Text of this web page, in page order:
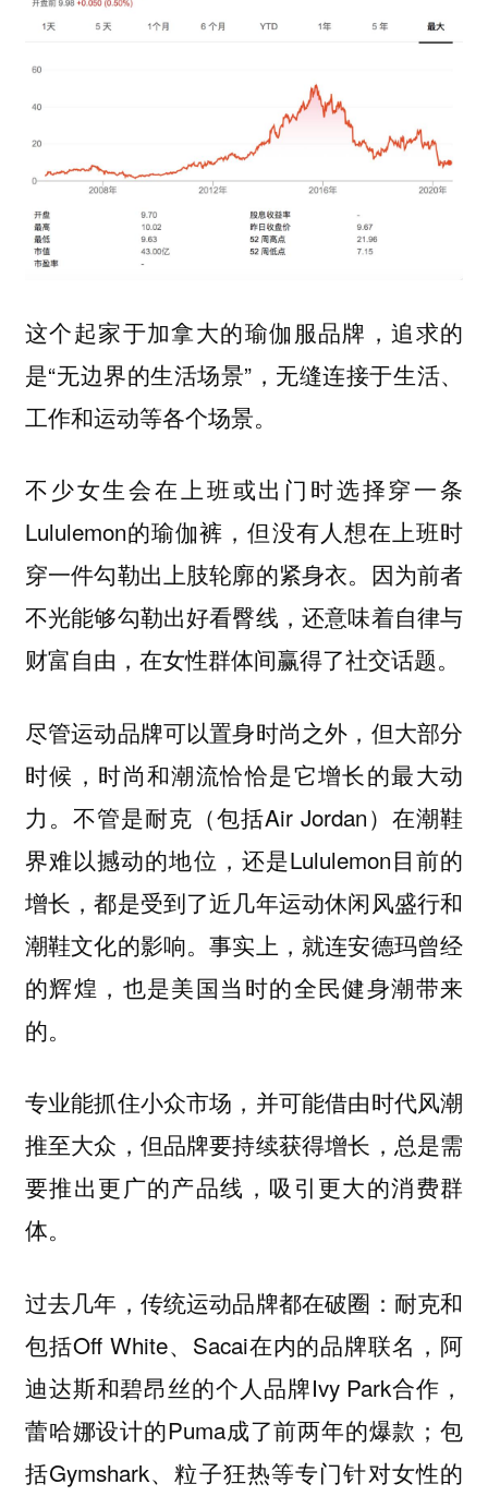
这个起家于加拿大的瑜伽服品牌，追求的
是“无边界的生活场景”，无缝连接于生活、
工作和运动等各个场景。
不少女生会在上班或出门时选择穿一条
Lululemon的瑜伽裤，但没有人想在上班时
穿一件勾勒出上肢轮廓的紧身衣。因为前者
不光能够勾勒出好看臀线，还意味着自律与
财富自由，在女性群体间赢得了社交话题。
尽管运动品牌可以置身时尚之外，但大部分
时候，时尚和潮流恰恰是它增长的最大动
力。不管是耐克（包括Air Jordan）在潮鞋
界难以撼动的地位，还是Lululemon目前的
增长，都是受到了近几年运动休闲风盛行和
潮鞋文化的影响。事实上，就连安德玛曾经
的辉煌，也是美国当时的全民健身潮带来
的。
专业能抓住小众市场，并可能借由时代风潮
推至大众，但品牌要持续获得增长，总是需
要推出更广的产品线，吸引更大的消费群
体。
过去几年，传统运动品牌都在破圈：耐克和
包括Off White、Sacai在内的品牌联名，阿
迪达斯和碧昂丝的个人品牌Ivy Park合作，
蕾哈娜设计的Puma成了前两年的爆款；包
括Gymshark、粒子狂热等专门针对女性的